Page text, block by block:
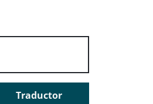
Traductor